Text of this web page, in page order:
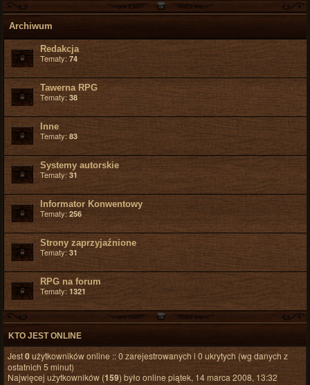
Archiwum
Redakcja
Tematy: 74
Tawerna RPG
Tematy: 38
Inne
Tematy: 83
Systemy autorskie
Tematy: 31
Informator Konwentowy
Tematy: 256
Strony zaprzyjaźnione
Tematy: 31
RPG na forum
Tematy: 1321
KTO JEST ONLINE
Jest0użytkowników online :: 0 zarejestrowanych i 0 ukrytych (wg danych z
ostatnich 5 minut)
Najwięcej użytkowników (159) było online piątek, 14 marca 2008, 13:32